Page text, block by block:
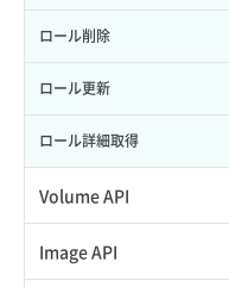
ロール削除
ロール更新
ロール詳細取得
Volume API
スナップショット一覧取得
Image API